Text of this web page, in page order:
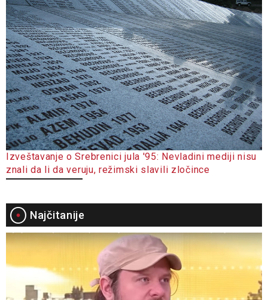
Izveštavanje o Srebrenici jula '95: Nevladini mediji nisu
znali da li da veruju, režimski slavili zločince
Najčitanije